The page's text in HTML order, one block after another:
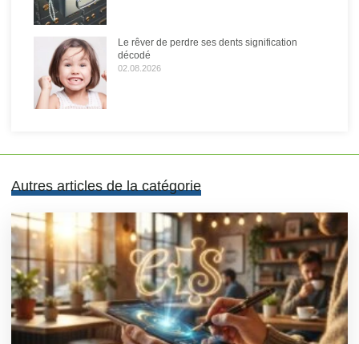
Le rêver de perdre ses dents signification
décodé
02.08.2026
Autres articles de la catégorie